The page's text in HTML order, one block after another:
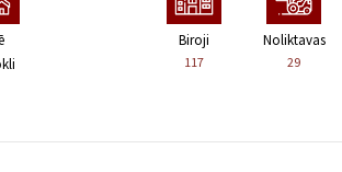
Biroji
117
Noliktavas
29